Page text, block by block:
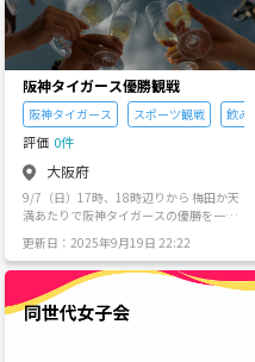
あたり) ⚪︎活動日時 月〜木の夜 活動頻度
は月に1,2回 ⚪︎費用 平等にいきたいの
で、かかった費用をその都度割り勘 ⚪︎求
める人物像 ・20～30代 ・お酒が好きな
人 ・飲み会が好きな人 ・フットワークが
軽い人 ・お酒、飲み会を通じて友達を作
りたい人 ・安旨居酒屋に精通してる人も
しくは知りたい人 ・お酒を飲んでも暴れ
たりしない人 ⚪︎注意事項 勧誘・営利目的
ではないので、発覚した時点で、強制退
会の罰をあたえます お気軽にお問い合わ
せ下さい！
阪神タイガース優勝観戦
阪神タイガース スポーツ観戦 飲み会
評価 0件
大阪府
9/7（日）17時、18時辺りから 梅田か天
満あたりで阪神タイガースの優勝を一緒
ポーツBARか阪神やスポーツにゆかりの
ある居酒屋に行く予定です、楽しみまし
ょう！
更新日：2025年9月19日 22:22